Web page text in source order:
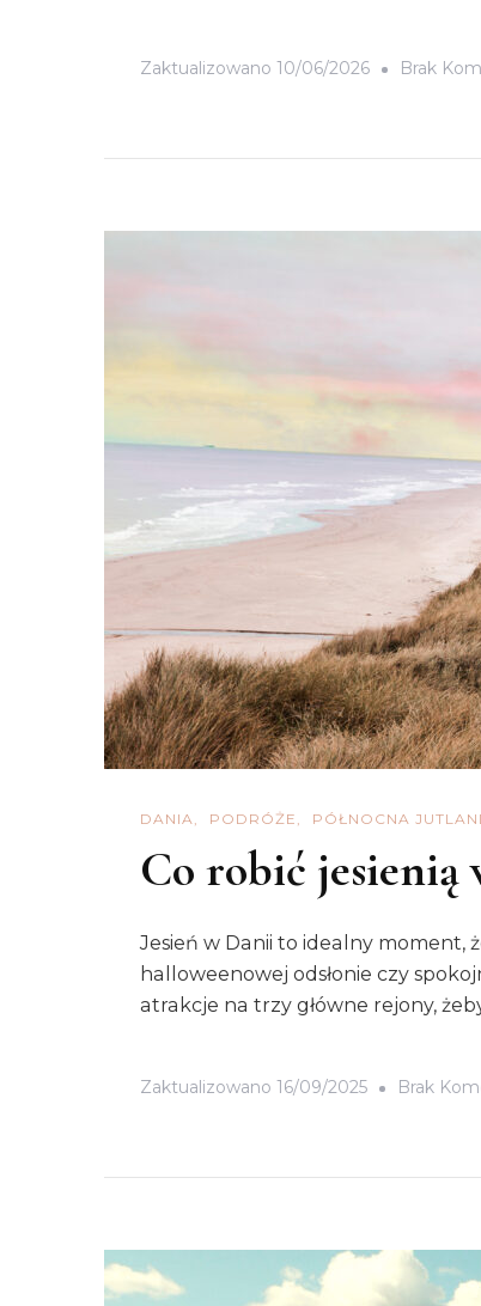
Zaktualizowano 10/06/2026 Brak
DANIA PODRÓŻE PÓŁNOCNA
Co robić jesienią
Jesień w Danii to idealny moment,
halloweenowej odsłonie czy
atrakcje na trzy główne rejony,
Zaktualizowano 16/09/2025 Brak